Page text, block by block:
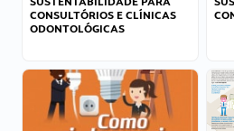
CONSULTÓRIOS E CLÍNICAS
ODONTOLÓGICAS